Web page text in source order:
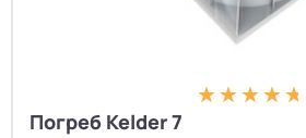
Погреб Kelder 7